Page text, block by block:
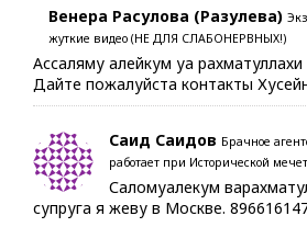
Венера Расулова (Разулева)
жуткие видео (НЕ ДЛЯ СЛАБОНЕРВНЫХ!)
Ассаляму алейкум уа рахматуллахи
Дайте пожалуйста контакты
Саид Саидов Брачное
работает при Исторической
Саломуалекум
супруга я жеву в Москве.